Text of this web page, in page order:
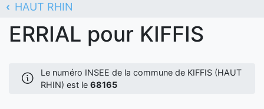
ERNMT Officiel
ERRIAL
HAUT RHIN
KIFFIS
ERRIAL pour KIFFIS
Le numéro INSEE de la commune de KIFFIS (HAUT
RHIN) est le 68165